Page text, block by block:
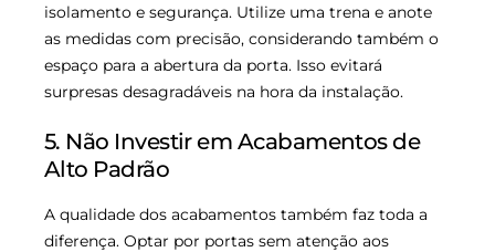
isolamento e segurança. Utilize uma trena e anote
as medidas com precisão, considerando também o
espaço para a abertura da porta. Isso evitará
surpresas desagradáveis na hora da instalação.
5. Não Investir em Acabamentos de
Alto Padrão
A qualidade dos acabamentos também faz toda a
diferença. Optar por portas sem atenção aos